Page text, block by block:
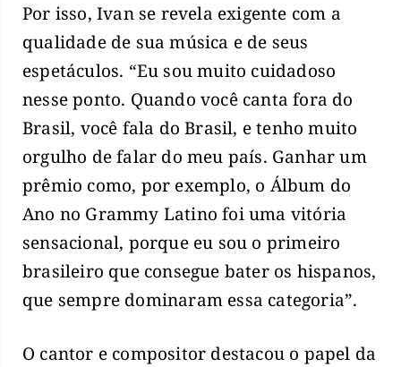
Por isso, Ivan se revela exigente com a
qualidade de sua música e de seus
espetáculos. “Eu sou muito cuidadoso
nesse ponto. Quando você canta fora do
Brasil, você fala do Brasil, e tenho muito
orgulho de falar do meu país. Ganhar um
prêmio como, por exemplo, o Álbum do
Ano no Grammy Latino foi uma vitória
sensacional, porque eu sou o primeiro
brasileiro que consegue bater os hispanos,
que sempre dominaram essa categoria”.
O cantor e compositor destacou o papel da